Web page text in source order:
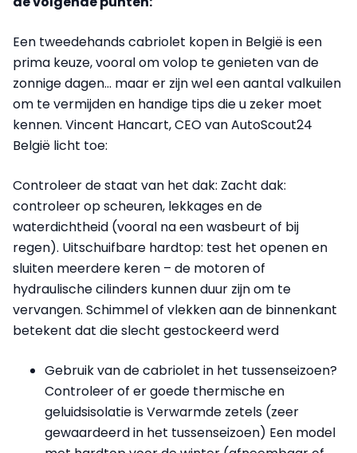
Een tweedehands cabriolet kopen in België is een
prima keuze, vooral om volop te genieten van de
zonnige dagen… maar er zijn wel een aantal valkuilen
om te vermijden en handige tips die u zeker moet
kennen. Vincent Hancart, CEO van AutoScout24
België licht toe:
Controleer de staat van het dak: Zacht dak:
controleer op scheuren, lekkages en de
waterdichtheid (vooral na een wasbeurt of bij
regen). Uitschuifbare hardtop: test het openen en
sluiten meerdere keren – de motoren of
hydraulische cilinders kunnen duur zijn om te
vervangen. Schimmel of vlekken aan de binnenkant
betekent dat die slecht gestockeerd werd
Gebruik van de cabriolet in het tussenseizoen?
Controleer of er goede thermische en
geluidsisolatie is Verwarmde zetels (zeer
gewaardeerd in het tussenseizoen) Een model